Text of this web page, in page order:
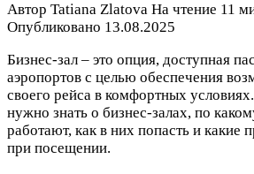
Автор Tatiana Zlatova На чтение 11
Опубликовано 13.08.2025
Бизнес-зал – это опция, доступная
аэропортов с целью обеспечения
своего рейса в комфортных
нужно знать о бизнес-залах, по
работают, как в них попасть и какие
при посещении.